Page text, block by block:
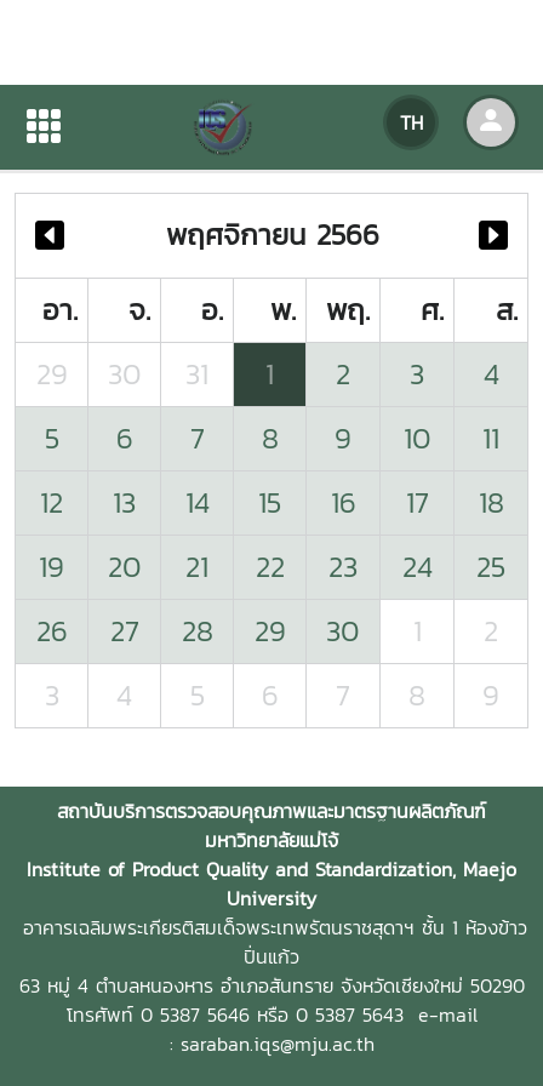
TH
ปฏิทินกิจกรรมของหน่วยงาน
ปฏิทินกิจกรรมของหน่วยงาน
พฤศจิกายน 2566
อา.
จ. อ. พ. พฤ. ศ.
ส.
29
30 31 1 2 3
4
5
6 7 8 9 10
11
12
13 14 15 16 17
18
19
20 21 22 23 24
25
26
27 28 29 30 1
2
3
4 5 6 7 8 9
สถาบันบริการตรวจสอบคุณภาพและมาตรฐานผลิตภัณฑ์
มหาวิทยาลัยแม่โจ้
Institute of Product Quality and Standardization, Maejo
University
อาคารเฉลิมพระเกียรติสมเด็จพระเทพรัตนราชสุดาฯ ชั้น 1 ห้องข้าว
ปิ่นแก้ว
63 หมู่ 4 ตำบลหนองหาร อำเภอสันทราย จังหวัดเชียงใหม่ 50290
โทรศัพท์ 0 5387 5646 หรือ 0 5387 5643 e-mail
: saraban.iqs@mju.ac.th